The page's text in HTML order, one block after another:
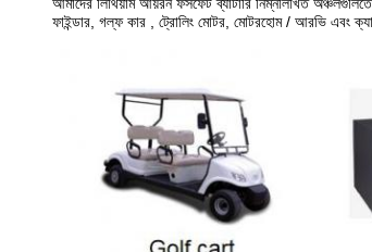
ফাইন্ডার, গল্ফ কার , ট্রোলিং মোটর, মোটরহোম / আরভি এবং